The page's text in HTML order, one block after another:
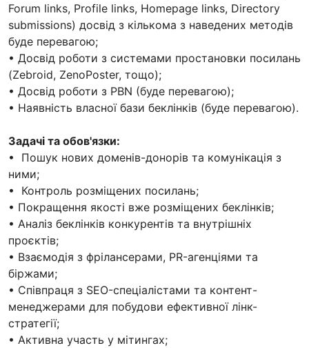
Forum links, Profile links, Homepage links, Directory
submissions) досвід з кількома з наведених методів
буде перевагою;
• Досвід роботи з системами простановки посилань
(Zebroid, ZenoPoster, тощо);
• Досвід роботи з PBN (буде перевагою);
• Наявність власної бази беклінків (буде перевагою).
Задачі та обов'язки:
• Пошук нових доменів-донорів та комунікація з
ними;
• Контроль розміщених посилань;
• Покращення якості вже розміщених беклінків;
• Аналіз беклінків конкурентів та внутрішніх
проєктів;
• Взаємодія з фрілансерами, PR-агенціями та
біржами;
• Співпраця з SEO-спеціалістами та контент-
менеджерами для побудови ефективної лінк-
стратегії;
• Активна участь у мітингах;